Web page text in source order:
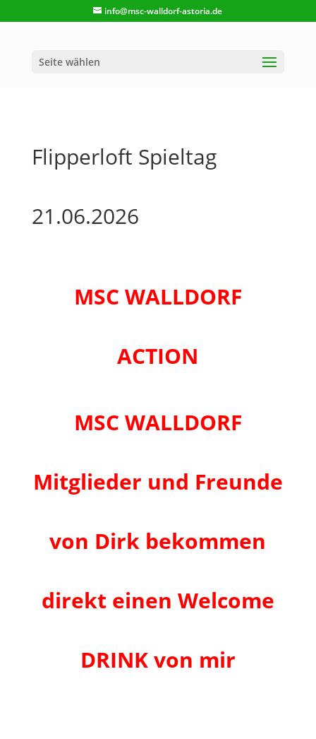
info@msc-walldorf-astoria.de
Seite wählen
Flipperloft Spieltag
21.06.2026
MSC WALLDORF
ACTION
MSC WALLDORF
Mitglieder und Freunde
von Dirk bekommen
direkt einen Welcome
DRINK von mir